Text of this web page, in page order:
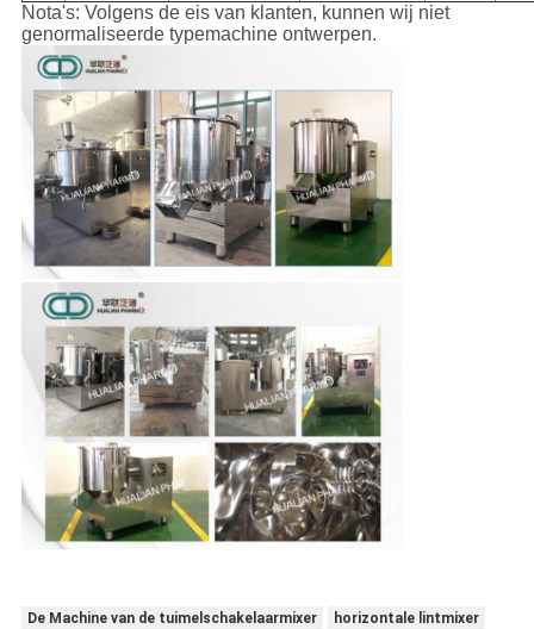
Nota's: Volgens de eis van klanten, kunnen wij niet
genormaliseerde typemachine ontwerpen.
De Machine van de tuimelschakelaarmixer horizontale lintmixer